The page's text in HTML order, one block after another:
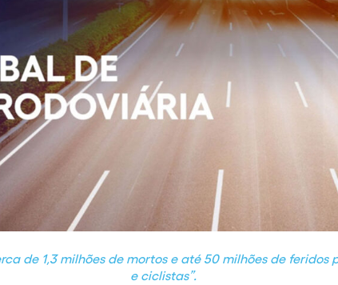
de 1,3 milhões de mortos e até 50 milhões de feridos
e ciclistas”.